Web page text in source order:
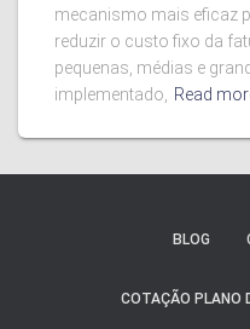
mecanismo mais eficaz
reduzir o custo fixo da
pequenas, médias e
implementado, Read
BLOG
COTAÇÃO PLANO